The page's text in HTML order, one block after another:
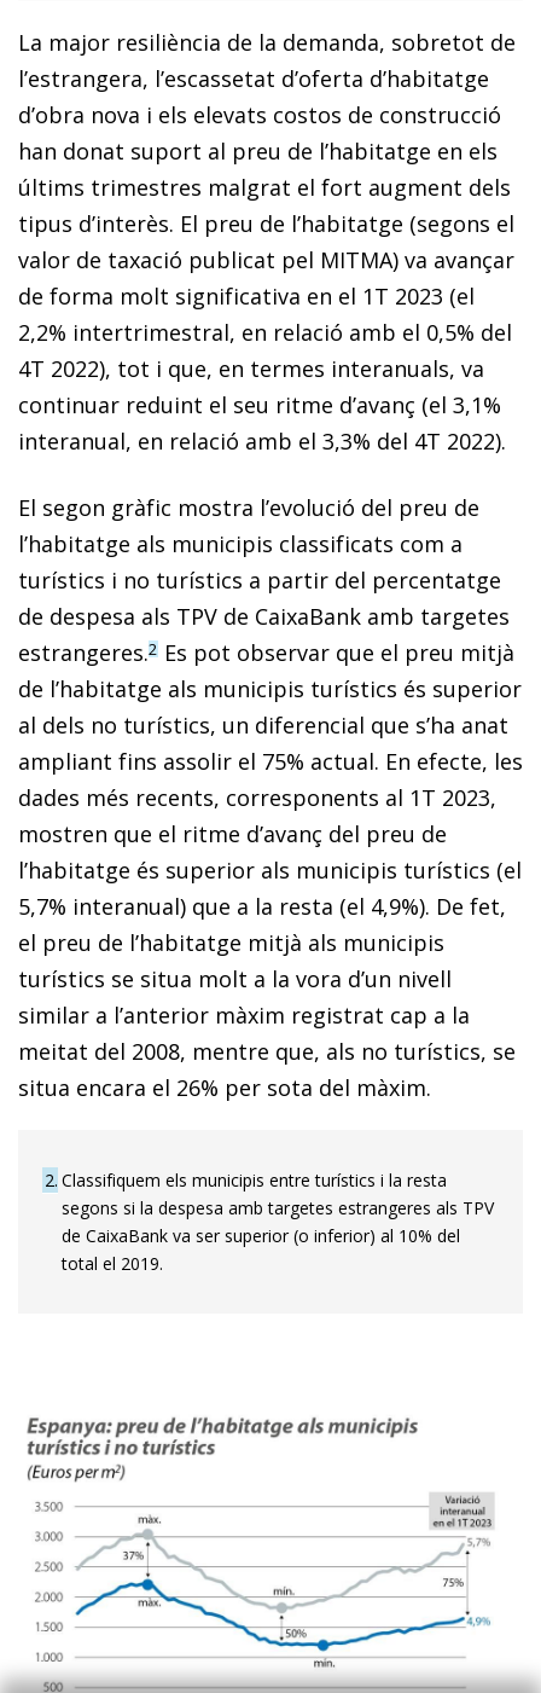
La major resiliència de la demanda, sobretot de
l’es­­tran­­gera, l’escassetat d’oferta d’habitatge
d’obra nova i els elevats costos de construcció
han donat suport al preu de l’habitatge en els
últims trimestres malgrat el fort augment dels
tipus d’interès. El preu de l’habitatge (segons el
valor de taxació publicat pel MITMA) va avançar
de forma molt significativa en el 1T 2023 (el
2,2% intertrimestral, en relació amb el 0,5% del
4T 2022), tot i que, en termes inter­­anuals, va
continuar reduint el seu ritme d’avanç (el 3,1%
interanual, en relació amb el 3,3% del 4T 2022).
El segon gràfic mostra l’evolució del preu de
l’habitatge als municipis classificats com a
turístics i no turístics a partir del percentatge
de despesa als TPV de CaixaBank amb targetes
estrangeres.2 Es pot observar que el preu mitjà
de l’habitatge als municipis turístics és superior
al dels no turístics, un diferencial que s’ha anat
ampliant fins assolir el 75% actual. En efecte, les
dades més recents, corresponents al 1T 2023,
mostren que el ritme d’avanç del preu de
l’habitatge és superior als municipis turístics (el
5,7% interanual) que a la resta (el 4,9%). De fet,
el preu de l’habitatge mitjà als municipis
turístics se situa molt a la vora d’un nivell
similar a l’anterior màxim registrat cap a la
meitat del 2008, mentre que, als no turístics, se
situa encara el 26% per sota del màxim.
2 Classifiquem els municipis entre turístics i la resta
segons si la despesa amb targetes estrangeres als TPV
de CaixaBank va ser superior (o inferior) al 10% del
total el 2019.